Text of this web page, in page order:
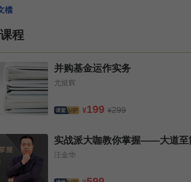
檔
程
并购基金运作实务
尤挺辉
¥199 ¥299
实战派大咖教你掌握——大道至
汪金华